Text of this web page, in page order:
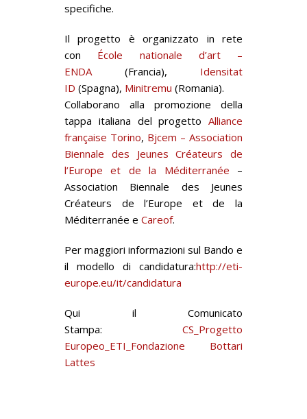
specifiche.
Il progetto è organizzato in rete
con École nationale d’art –
ENDA (Francia), Idensitat
ID (Spagna), Minitremu (Romania).
Collaborano alla promozione della
tappa italiana del progetto Alliance
française Torino, Bjcem – Association
Biennale des Jeunes Créateurs de
l’Europe et de la Méditerranée –
Association Biennale des Jeunes
Créateurs de l’Europe et de la
Méditerranée e Careof.
Per maggiori informazioni sul Bando e
il modello di candidatura:http://eti-
europe.eu/it/candidatura
Qui il Comunicato
Stampa: CS_Progetto
Europeo_ETI_Fondazione Bottari
Lattes